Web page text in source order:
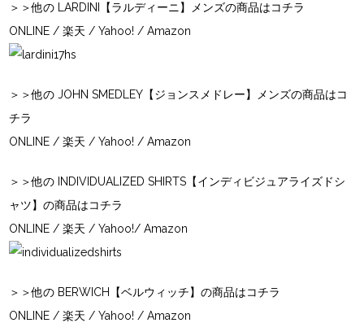
＞＞他の LARDINI【ラルディーニ】メンズの商品はコチラ
ONLINE /楽天 /Yahoo! /Amazon
＞＞他の JOHN SMEDLEY【ジョンスメドレー】メンズの商品はコ
チラ
ONLINE /楽天 /Yahoo! /Amazon
＞＞他の INDIVIDUALIZED SHIRTS【インディビジュアライズドシ
ャツ】の商品はコチラ
ONLINE /楽天 /Yahoo!/Amazon
＞＞他の BERWICH【ベルウィッチ】の商品はコチラ
ONLINE /楽天 /Yahoo! /Amazon